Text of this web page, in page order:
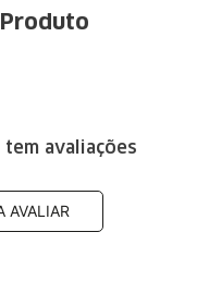
avaliações
AVALIAR